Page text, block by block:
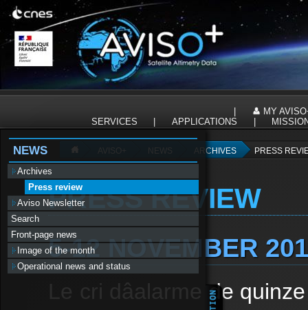
MY
SERVICES
APPLICATIONS
AVISO+ NEWS ARCHIVES PRESS
PRESS REVIEW
5-12 NOVEMBER
Le cri dâalarme de
NEWS
Archives
Press review
Aviso Newsletter
Search
Front-page news
Image of the month
Operational news and status
Panneau de gestion des cookies